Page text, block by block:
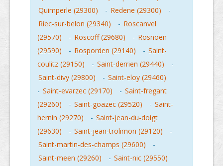
Quimperle (29300)
- Redene (29300)
-
Riec-sur-belon (29340)
- Roscanvel
(29570)
- Roscoff (29680) - Rosnoen
(29590)
- Rosporden (29140) - Saint-
coulitz (29150)
- Saint-derrien (29440)
-
Saint-divy (29800)
- Saint-eloy (29460)
- Saint-evarzec (29170) - Saint-fregant
(29260)
- Saint-goazec (29520) - Saint-
hernin (29270)
- Saint-jean-du-doigt
(29630)
- Saint-jean-trolimon (29120)
-
Saint-martin-des-champs (29600)
-
Saint-meen (29260)
- Saint-nic (29550)